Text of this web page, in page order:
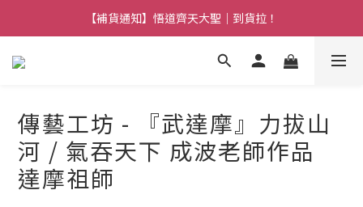
【熱門】馬上有系列！四種寶物幫你財運「轉」進來
【補貨通知】悟道齊天大聖｜到貨拉！
【熱門】馬上有系列！四種寶物幫你財運「轉」進來
傳藝工坊 - 『武達摩』力拔山
河 / 氣吞天下 成波老師作品
達摩祖師